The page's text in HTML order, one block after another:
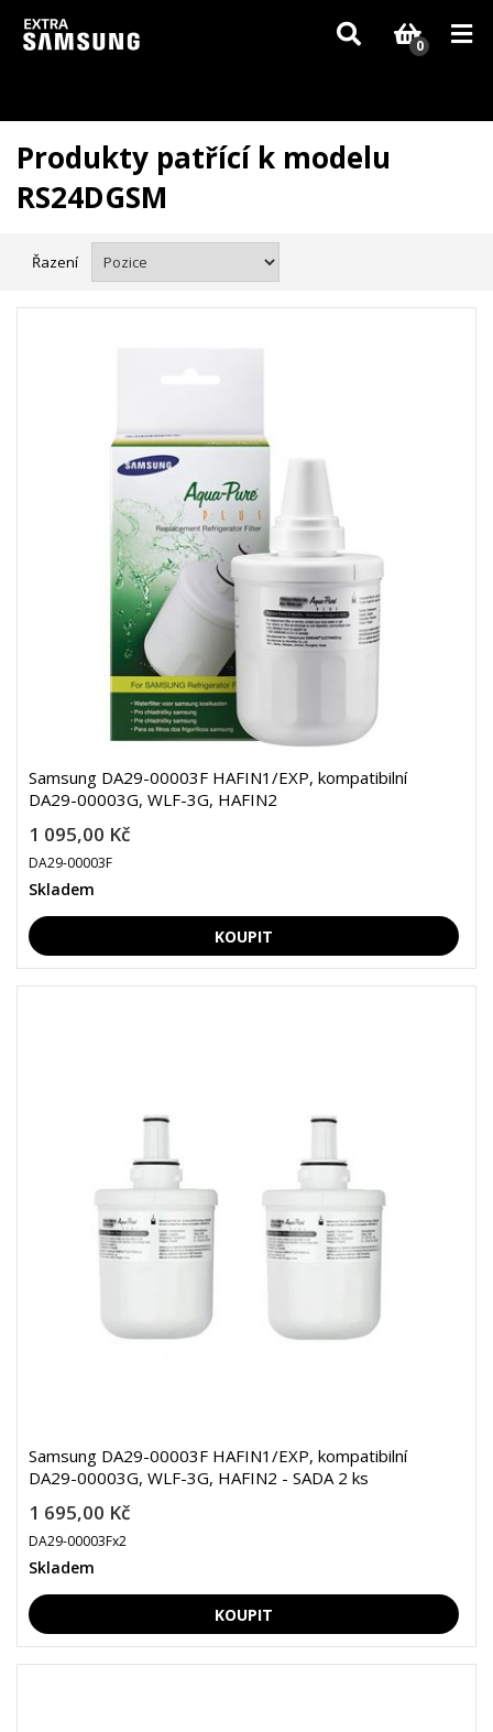
Vzhledem k aktuální situaci se může dodání dílů, které nejsou skladem,
zpozdit. Děkujeme za pochopení.
0
Produkty patřící k modelu
RS24DGSM
Řazení
Samsung DA29-00003F HAFIN1/EXP, kompatibilní
DA29-00003G, WLF-3G, HAFIN2
1 095,00 Kč
DA29-00003F
Skladem
Samsung DA29-00003F HAFIN1/EXP, kompatibilní
DA29-00003G, WLF-3G, HAFIN2 - SADA 2 ks
1 695,00 Kč
DA29-00003Fx2
Skladem